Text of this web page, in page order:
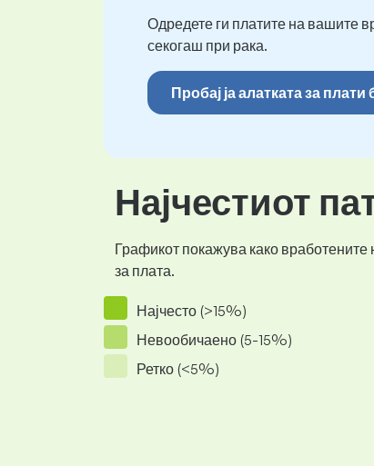
Одредете ги платите на вашите
секогаш при рака.
Пробај ја алатката за
Најчестиот
Графикот покажува како вработените
за плата.
Најчесто (>15%)
Невообичаено (5-15%)
Ретко (<5%)